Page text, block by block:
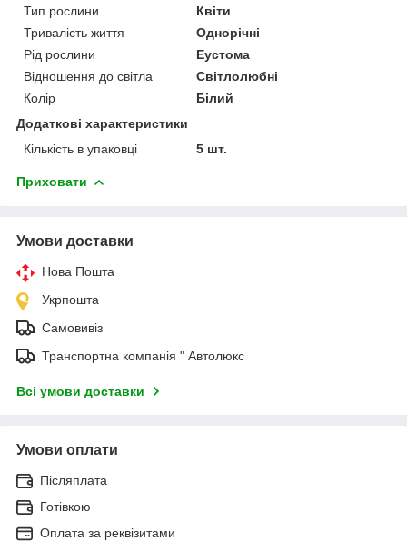
Тип рослини
Квіти
Тривалість життя
Однорічні
Рід рослини
Еустома
Відношення до світла
Світлолюбні
Колір
Білий
Додаткові характеристики
Кількість в упаковці
5 шт.
Приховати
Умови доставки
Нова Пошта
Укрпошта
Самовивіз
Транспортна компанія " Автолюкс
Всі умови доставки
Умови оплати
Післяплата
Готівкою
Оплата за реквізитами